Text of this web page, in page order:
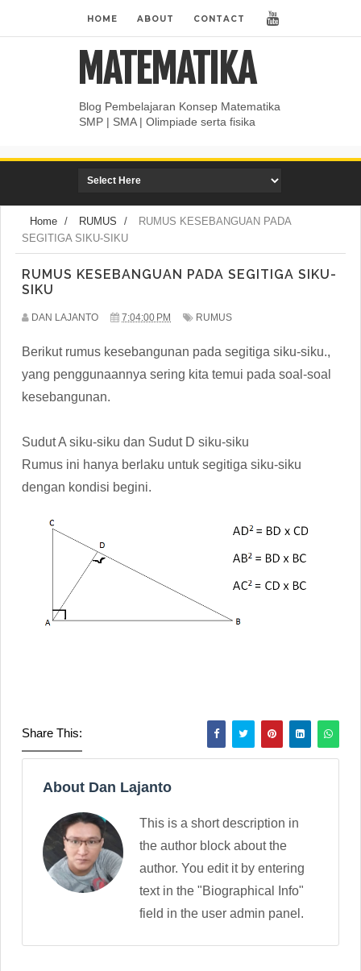
HOME ABOUT CONTACT
MATEMATIKA
Blog Pembelajaran Konsep Matematika
SMP | SMA | Olimpiade serta fisika
Home / RUMUS /
RUMUS KESEBANGUAN PADA
SEGITIGA SIKU-SIKU
RUMUS KESEBANGUAN PADA SEGITIGA SIKU-
SIKU
DAN LAJANTO 7:04:00 PM RUMUS
Berikut rumus kesebangunan pada segitiga siku-siku.,
yang penggunaannya sering kita temui pada soal-soal
kesebangunan.
Sudut A siku-siku dan Sudut D siku-siku
Rumus ini hanya berlaku untuk segitiga siku-siku
dengan kondisi begini.
Share This:
About Dan Lajanto
This is a short description in
the author block about the
author. You edit it by entering
text in the "Biographical Info"
field in the user admin panel.